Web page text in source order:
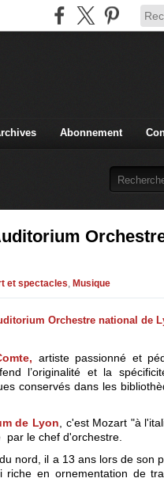
Abonnement
et spectacles, Musique
artiste passionné et
l’originalité et la
conservés dans les
de Lyon , c'est Mozart "à
le chef d'orchestre.
nord, il a 13 ans lors de son
en ornementation de